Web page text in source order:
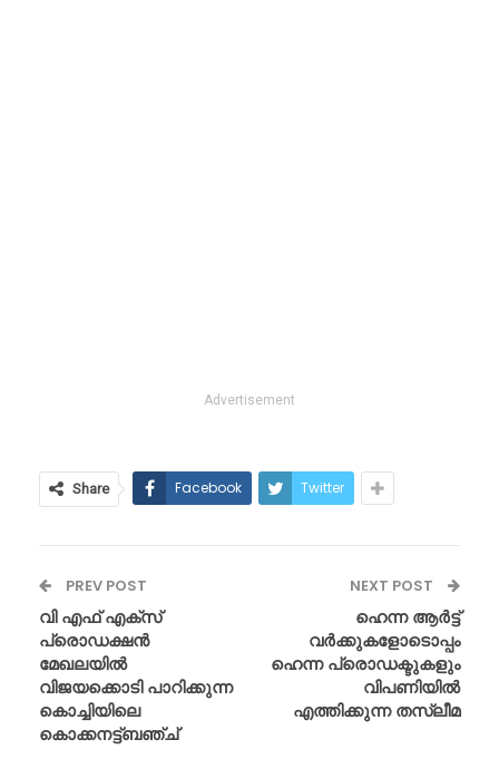
Advertisement
Share Facebook Twitter
PREV POST
വി എഫ് എക്സ്
പ്രൊഡക്ഷൻ
മേഖലയിൽ
വിജയക്കൊടി പാറിക്കുന്ന
കൊച്ചിയിലെ
കൊക്കനട്ട്ബഞ്ച്
NEXT POST
ഹെന്ന ആർട്ട്
വർക്കുകളോടൊപ്പം
ഹെന്ന പ്രൊഡക്ടുകളും
വിപണിയിൽ
എത്തിക്കുന്ന തസ്ലീമ